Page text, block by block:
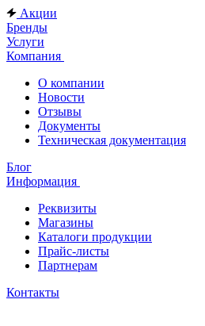
Акции
Бренды
Услуги
Компания
О компании
Новости
Отзывы
Документы
Техническая документация
Блог
Информация
Реквизиты
Магазины
Каталоги продукции
Прайс-листы
Партнерам
Контакты